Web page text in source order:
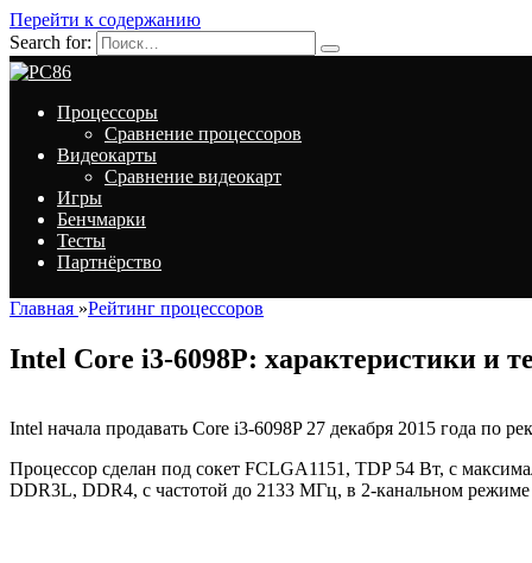
Перейти к содержанию
Search for:
Процессоры
Сравнение процессоров
Видеокарты
Сравнение видеокарт
Игры
Бенчмарки
Тесты
Партнёрство
Главная »Рейтинг процессоров
Intel Core i3-6098P: характеристики и
Intel начала продавать Core i3-6098P 27 декабря 2015 года по
Процессор сделан под сокет FCLGA1151, TDP 54 Вт, с
DDR3L, DDR4, с частотой до 2133 МГц, в 2-канальном